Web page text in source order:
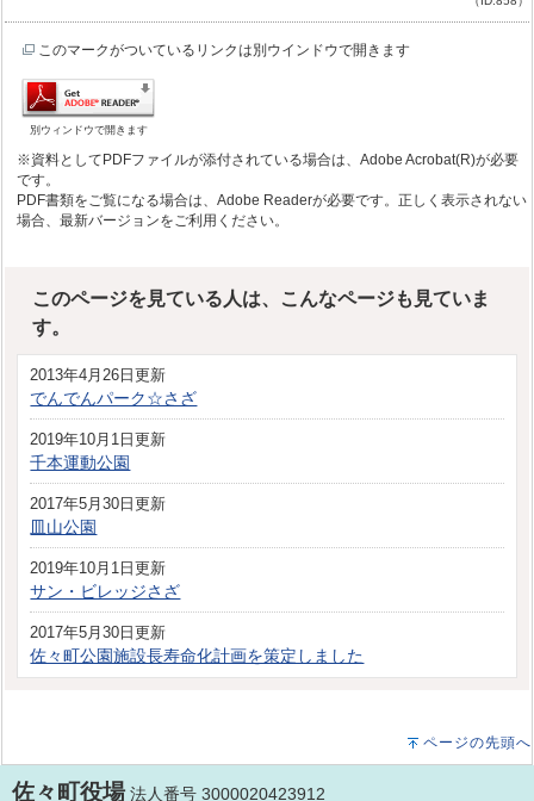
このマークがついているリンクは別ウインドウで開きます
別ウィンドウで開きます
※資料としてPDFファイルが添付されている場合は、Adobe Acrobat(R)が必要
です。
PDF書類をご覧になる場合は、Adobe Readerが必要です。正しく表示されない
場合、最新バージョンをご利用ください。
このページを見ている人は、こんなページも見ていま
す。
2013年4月26日更新
でんでんパーク☆さざ
2019年10月1日更新
千本運動公園
2017年5月30日更新
皿山公園
2019年10月1日更新
サン・ビレッジさざ
2017年5月30日更新
佐々町公園施設長寿命化計画を策定しました
ページの先頭へ
佐々町役場法人番号 3000020423912